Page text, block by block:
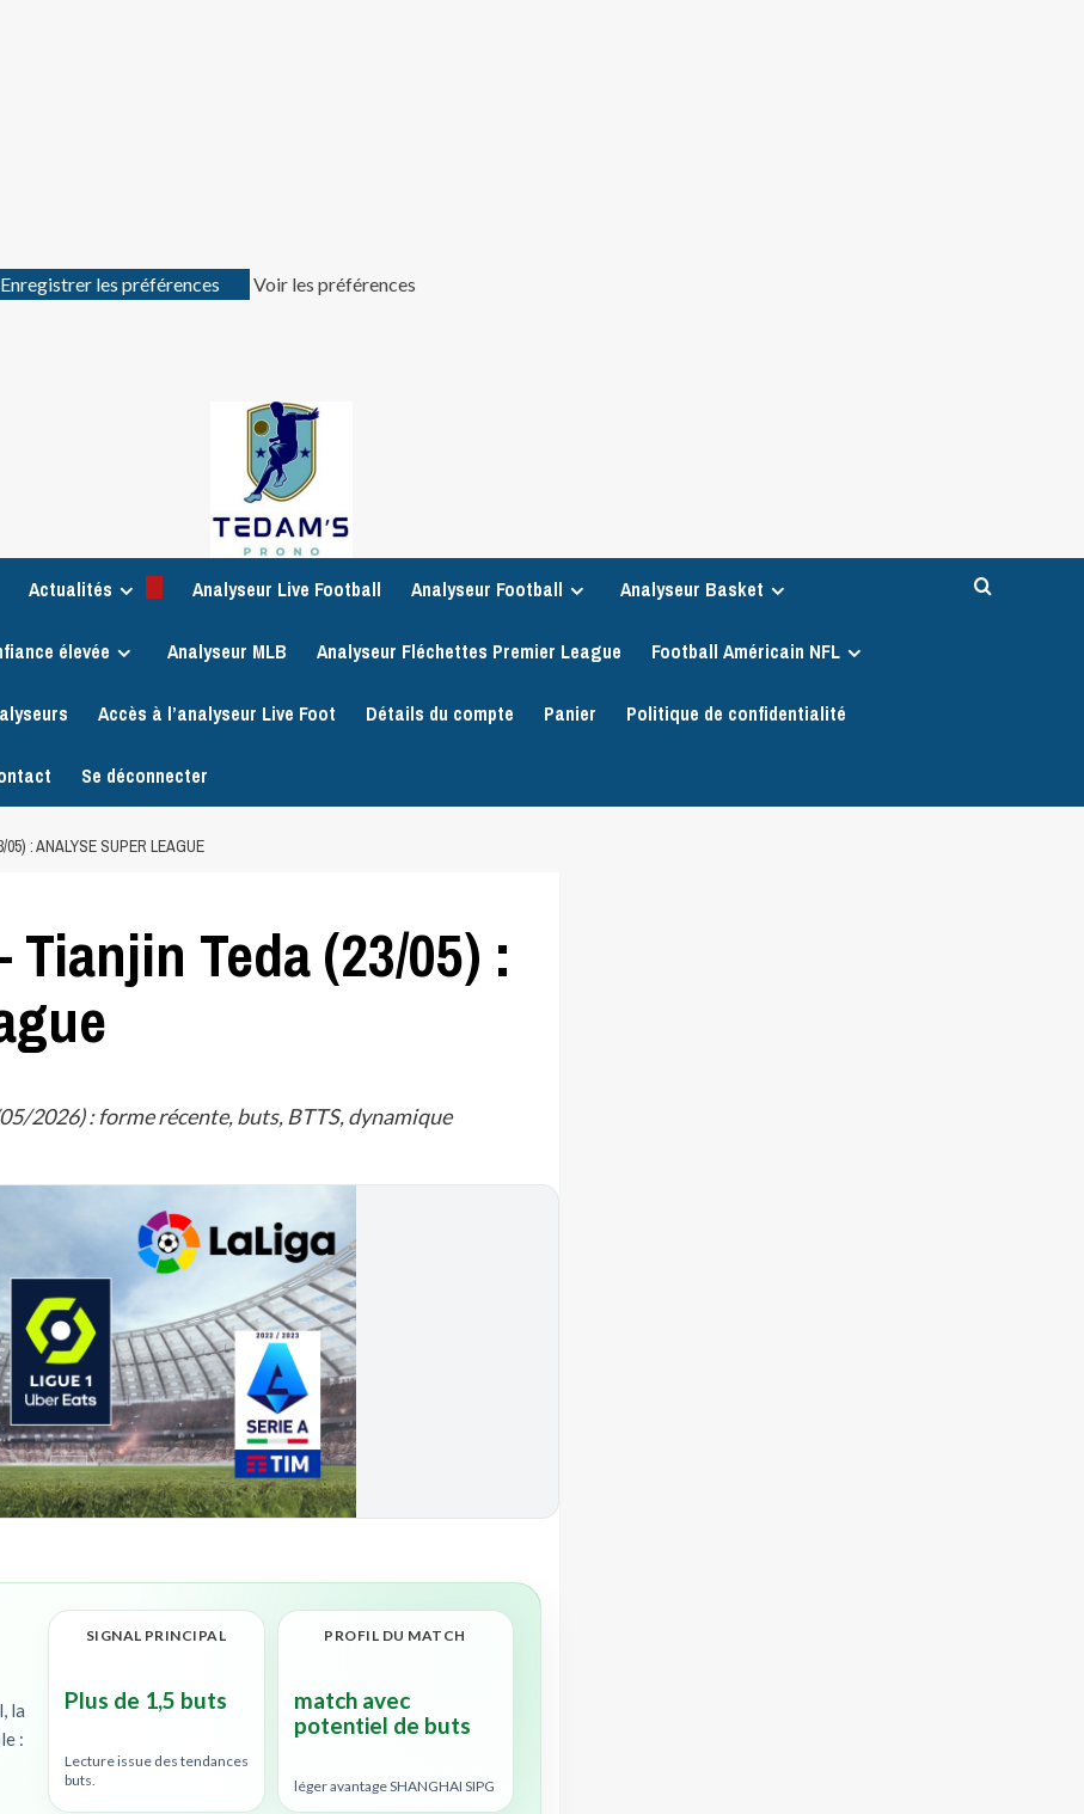
Enregistrer les préférences
Voir les préférences
Actualités Analyseur Live Football Analyseur Football Analyseur Basket
élevée Analyseur MLB Analyseur Fléchettes Premier League Football Américain NFL
Accès à l’analyseur Live Foot Détails du compte Panier Politique de confidentialité
Se déconnecter
: ANALYSE SUPER LEAGUE
Tianjin Teda (23/05) :
2026) : forme récente, buts, BTTS, dynamique
la
:
SIGNAL PRINCIPAL
Plus de 1,5 buts
Lecture issue des tendances
buts.
PROFIL DU MATCH
match avec
potentiel de buts
léger avantage SHANGHAI SIPG